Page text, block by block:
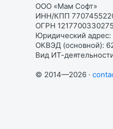
ООО «Мам Софт»
ИНН/КПП
ОГРН 1217700330275
Юридический адрес:
ОКВЭД (основной):
Вид ИТ-
© 2014—2026 ·